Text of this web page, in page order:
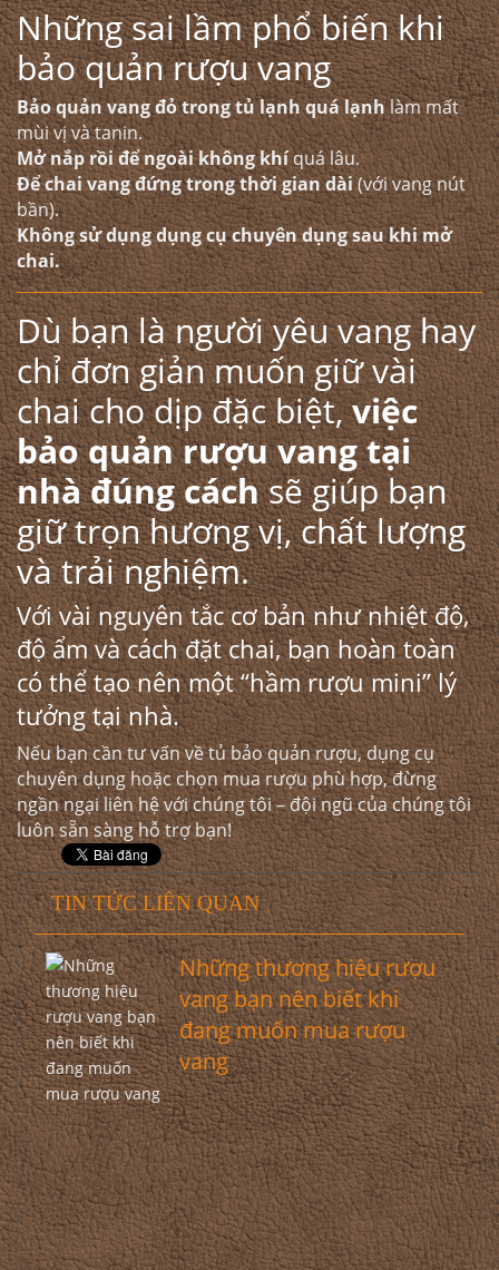
Những sai lầm phổ biến khi
bảo quản rượu vang
Bảo quản vang đỏ trong tủ lạnh quá lạnhlàm mất
mùi vị và tanin.
Mở nắp rồi để ngoài không khíquá lâu.
Để chai vang đứng trong thời gian dài(với vang nút
bần).
Không sử dụng dụng cụ chuyên dụng sau khi mở
chai.
Dù bạn là người yêu vang hay
chỉ đơn giản muốn giữ vài
chai cho dịp đặc biệt,việc
bảo quản rượu vang tại
nhà đúng cáchsẽ giúp bạn
giữ trọn hương vị, chất lượng
và trải nghiệm.
Với vài nguyên tắc cơ bản như nhiệt độ,
độ ẩm và cách đặt chai, bạn hoàn toàn
có thể tạo nên một “hầm rượu mini” lý
tưởng tại nhà.
Nếu bạn cần tư vấn về tủ bảo quản rượu, dụng cụ
chuyên dụng hoặc chọn mua rượu phù hợp, đừng
ngần ngại liên hệ với chúng tôi – đội ngũ của chúng tôi
luôn sẵn sàng hỗ trợ bạn!
TIN TỨC LIÊN QUAN
Những thương hiệu rượu
vang bạn nên biết khi
đang muốn mua rượu
vang